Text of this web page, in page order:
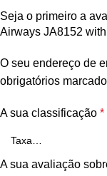
Seja o primeiro a
Airways JA8152
O seu endereço de
obrigatórios
A sua classificação *
A sua avaliação